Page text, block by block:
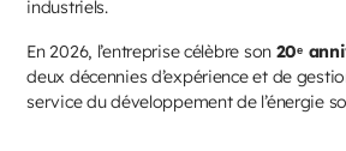
industriels.
En 2026, l’entreprise célèbre son 20ᵉ
deux décennies d’expérience et de
service du développement de l’énergie